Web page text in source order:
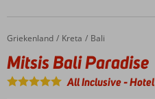
zandstrand
4 restaurants
volop keuze
uit culinaire
hoogstandjes
Home
Griekenland Kreta Bali
Mitsis Bali Paradise
Mitsis Bali Paradise
All Inclusive-Hotel